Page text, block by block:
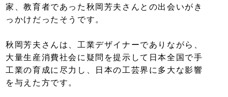
家、教育者であった秋岡芳夫さんとの出会いがき
っかけだったそうです。
秋岡芳夫さんは、工業デザイナーでありながら、
大量生産消費社会に疑問を提示して日本全国で手
工業の育成に尽力し、日本の工芸界に多大な影響
を与えた方です。